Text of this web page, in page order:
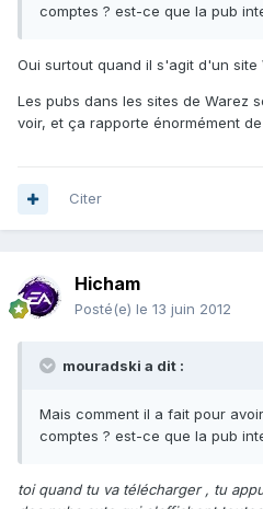
comptes ? est-ce que la pub
Oui surtout quand il s'agit d'un site
Les pubs dans les sites de Warez
voir, et ça rapporte énormément
Citer
Hicham
Posté(e) le 13 juin 2012
mouradski a dit :
Mais comment il a fait pour
comptes ? est-ce que la pub
toi quand tu va télécharger , tu